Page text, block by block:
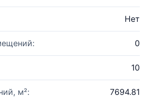
Нет
0
10
м²: 7694.81